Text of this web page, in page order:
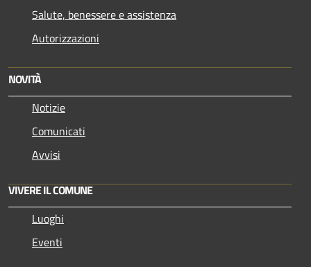
Salute, benessere e assistenza
Autorizzazioni
NOVITÀ
Notizie
Comunicati
Avvisi
VIVERE IL COMUNE
Luoghi
Eventi